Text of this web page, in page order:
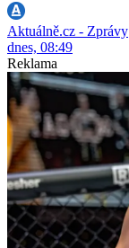
Aktuálně.cz - Zprávy
dnes, 08:49
Reklama